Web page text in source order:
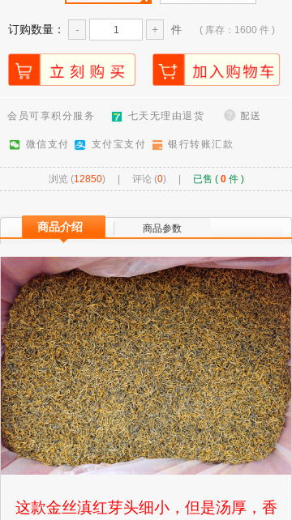
订购数量： - + 件 ( 库存：1600 件 )
会员可享积分服务 七天无理由退货
微信支付 支付宝支付 银行转账汇款
浏览 (12850) | 评论 (0) 已售 ( 0件 )
商品介绍 商品参数
这款金丝滇红芽头细小，但是汤厚，香